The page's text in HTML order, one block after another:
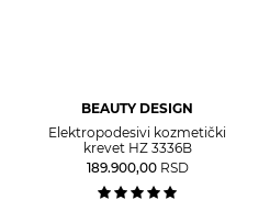
BEAUTY DESIGN
Elektropodesivi kozmetički
krevet HZ 3336B
189.900,00 RSD